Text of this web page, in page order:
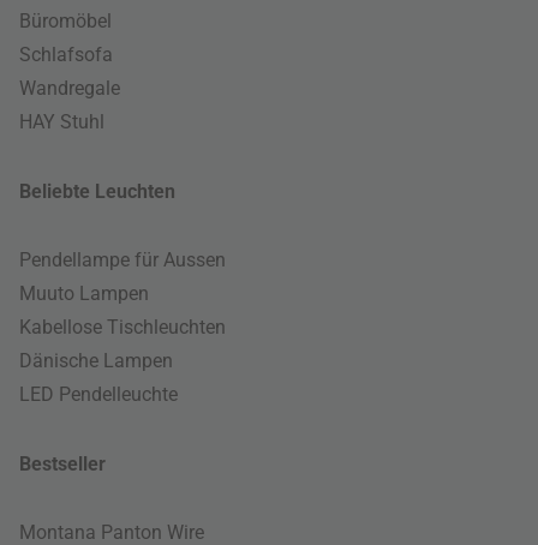
Büromöbel
Schlafsofa
Wandregale
HAY Stuhl
Beliebte Leuchten
Pendellampe für Aussen
Muuto Lampen
Kabellose Tischleuchten
Dänische Lampen
LED Pendelleuchte
Bestseller
Montana Panton Wire